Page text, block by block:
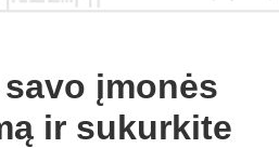
įmonės
ir sukurkite